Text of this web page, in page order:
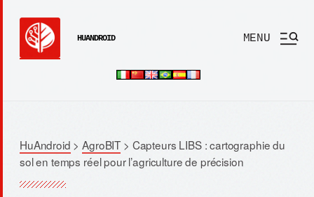
HUANDROID MENU
HuAndroid >AgroBIT > Capteurs LIBS : cartographie du
sol en temps réel pour l’agriculture de précision